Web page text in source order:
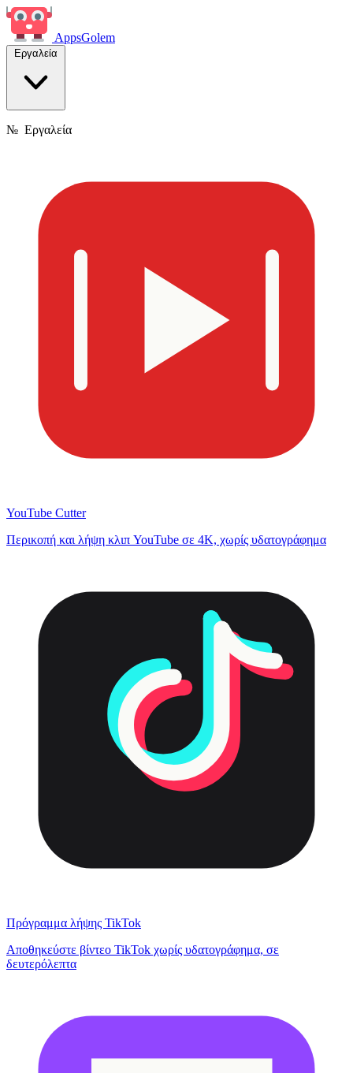
AppsGolem
Εργαλεία
№ Εργαλεία
YouTube Cutter
Περικοπή και λήψη κλιπ YouTube σε 4K, χωρίς υδατογράφημα
Πρόγραμμα λήψης TikTok
Αποθηκεύστε βίντεο TikTok χωρίς υδατογράφημα, σε
δευτερόλεπτα